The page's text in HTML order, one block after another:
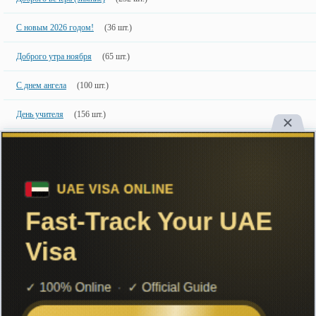
С новым 2026 годом! (36 шт.)
Доброго утра ноября (65 шт.)
С днем ангела (100 шт.)
День учителя (156 шт.)
Новинки
50 шт.
50 недавно добавленных фото с именами.
Copyright
Большинство картинок созданы специально для сайта, поэтому
ImageName.ru